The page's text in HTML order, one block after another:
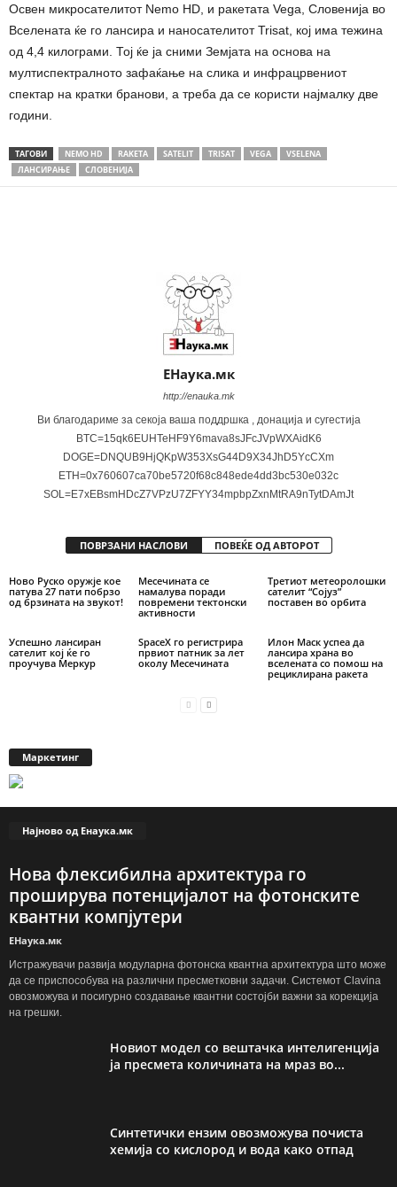
Освен микросателитот Nemo HD, и ракетата Vega, Словенија во
Вселената ќе го лансира и наносателитот Trisat, кој има тежина
од 4,4 килограми. Тој ќе ја сними Земјата на основа на
мултиспектралното зафаќање на слика и инфрацрвениот
спектар на кратки бранови, а треба да се користи најмалку две
години.
ТАГОВИ NEMO HD RAKETA SATELIT TRISAT VEGA
VSELENA
ЛАНСИРАЊЕ
СЛОВЕНИЈА
ЕНаука.мк
http://enauka.mk
Ви благодариме за секоја ваша поддршка , донација и сугестија
BTC=15qk6EUHTeHF9Y6mava8sJFcJVpWXAidK6
DOGE=DNQUB9HjQKpW353XsG44D9X34JhD5YcCXm
ETH=0x760607ca70be5720f68c848ede4dd3bc530e032c
SOL=E7xEBsmHDcZ7VPzU7ZFYY34mpbpZxnMtRA9nTytDAmJt
ПОВРЗАНИ НАСЛОВИ ПОВЕЌЕ ОД АВТОРОТ
Ново Руско оружје кое
патува 27 пати побрзо
од брзината на звукот!
Месечината се
намалува поради
повремени тектонски
активности
Третиот метеоролошки
сателит “Сојуз”
поставен во орбита
Успешно лансиран
сателит кој ќе го
проучува Меркур
SpaceX го регистрира
првиот патник за лет
околу Месечината
Илон Маск успеа да
лансира храна во
вселената со помош на
рециклирана ракета
Маркетинг
Најново од Енаука.мк
Нова флексибилна архитектура го
проширува потенцијалот на фотонските
квантни компјутери
ЕНаука.мк
Истражувачи развија модуларна фотонска квантна архитектура што може
да се приспособува на различни пресметковни задачи. Системот Clavina
овозможува и посигурно создавање квантни состојби важни за корекција
на грешки.
Новиот модел со вештачка интелигенција
ја пресмета количината на мраз во...
Синтетички ензим овозможува почиста
хемија со кислород и вода како отпад